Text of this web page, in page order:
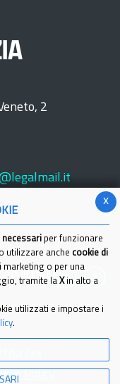
2
Seguici su:
Iva
Policy
x
necessari per funzionare
utilizzare anche cookie di
marketing o per una
tramite la Xin alto a
utilizzati e impostare i
.